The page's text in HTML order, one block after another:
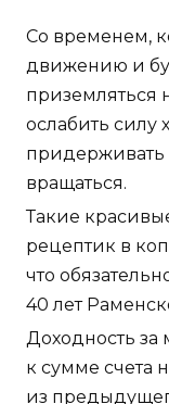
Со временем,
движению и
приземляться
ослабить силу
придерживать
вращаться.
Такие
рецептик в
что
40 лет
Доходность за
к сумме счета
из